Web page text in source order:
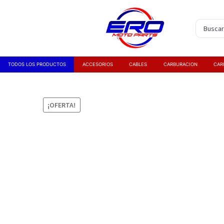
TODOS LOS PRODUCTOS ACCESORIOS CABLES CARBURACION
¡OFERTA!